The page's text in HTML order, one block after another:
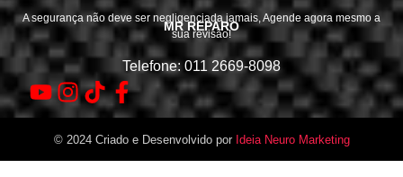
MR REPARO
A segurança não deve ser negligenciada jamais, Agende agora mesmo a
sua revisão!
Telefone: 011 2669-8098
© 2024 Criado e Desenvolvido por Ideia Neuro Marketing